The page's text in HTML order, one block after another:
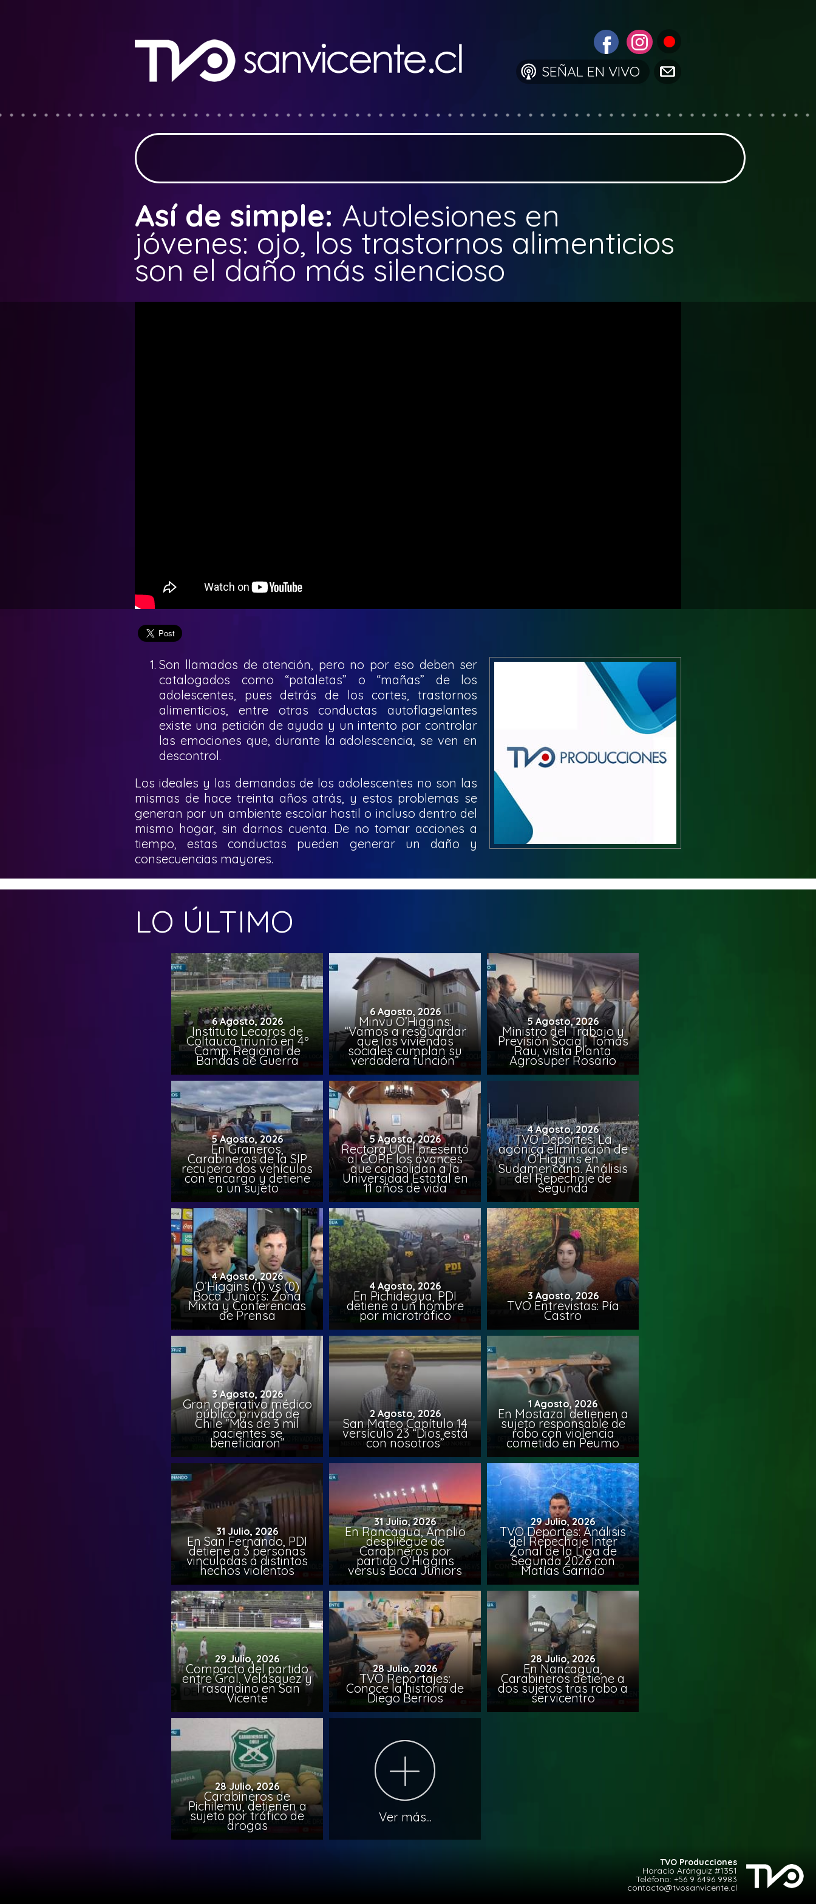
SEÑAL EN VIVO
Así de simple: Autolesiones en
jóvenes: ojo, los trastornos alimenticios
son el daño más silencioso
Son llamados de atención, pero no por eso deben ser
catalogados como “pataletas” o “mañas” de los
adolescentes, pues detrás de los cortes, trastornos
alimenticios, entre otras conductas autoflagelantes
existe una petición de ayuda y un intento por controlar
las emociones que, durante la adolescencia, se ven en
descontrol.
Los ideales y las demandas de los adolescentes no son las
mismas de hace treinta años atrás, y estos problemas se
generan por un ambiente escolar hostil o incluso dentro del
mismo hogar, sin darnos cuenta. De no tomar acciones a
tiempo, estas conductas pueden generar un daño y
consecuencias mayores.
LO ÚLTIMO
6 Agosto, 2026
Instituto Lecaros de
Coltauco triunfó en 4º
Camp. Regional de
Bandas de Guerra
6 Agosto, 2026
Minvu O’Higgins:
“Vamos a resguardar
que las viviendas
sociales cumplan su
verdadera función”
5 Agosto, 2026
Ministro del Trabajo y
Previsión Social, Tomás
Rau, visita Planta
Agrosuper Rosario
5 Agosto, 2026
En Graneros,
Carabineros de la SIP
recupera dos vehículos
con encargo y detiene
a un sujeto
5 Agosto, 2026
Rectora UOH presentó
al CORE los avances
que consolidan a la
Universidad Estatal en
11 años de vida
4 Agosto, 2026
TVO Deportes: La
agónica eliminación de
O’Higgins en
Sudamericana. Análisis
del Repechaje de
Segunda
4 Agosto, 2026
O’Higgins (1) vs (0)
Boca Juniors: Zona
Mixta y Conferencias
de Prensa
4 Agosto, 2026
En Pichidegua, PDI
detiene a un hombre
por microtráfico
3 Agosto, 2026
TVO Entrevistas: Pía
Castro
3 Agosto, 2026
Gran operativo médico
público privado de
Chile “Más de 3 mil
pacientes se
beneficiaron”
2 Agosto, 2026
San Mateo Capítulo 14
versículo 23 “Dios está
con nosotros”
1 Agosto, 2026
En Mostazal detienen a
sujeto responsable de
robo con violencia
cometido en Peumo
31 Julio, 2026
En San Fernando, PDI
detiene a 3 personas
vinculadas a distintos
hechos violentos
31 Julio, 2026
En Rancagua, Amplio
despliegue de
Carabineros por
partido O’Higgins
versus Boca Juniors
29 Julio, 2026
TVO Deportes: Análisis
del Repechaje Inter
Zonal de la Liga de
Segunda 2026 con
Matías Garrido
29 Julio, 2026
Compacto del partido
entre Gral. Velásquez y
Trasandino en San
Vicente
28 Julio, 2026
TVO Reportajes:
Conoce la historia de
Diego Berrios
28 Julio, 2026
En Nancagua,
Carabineros detiene a
dos sujetos tras robo a
servicentro
28 Julio, 2026
Carabineros de
Pichilemu, detienen a
sujeto por tráfico de
drogas
Ver más...
TVO Producciones
Horacio Aránguiz #1351
Teléfono: +56 9 6496 9983
contacto@tvosanvicente.cl